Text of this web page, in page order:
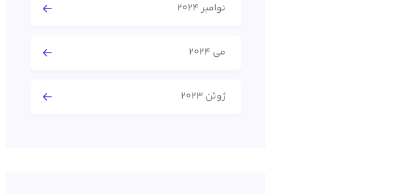
نوامبر 2024
می 2024
ژوئن 2023